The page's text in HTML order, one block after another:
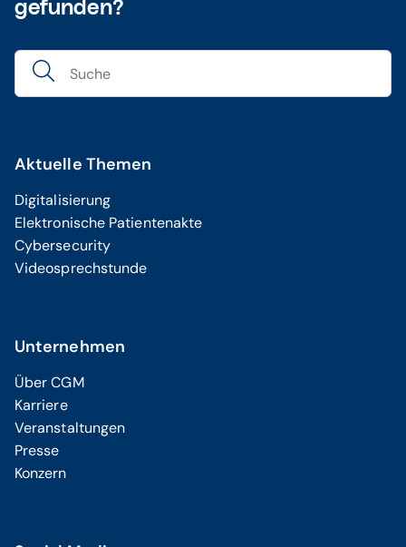
gefunden?
Aktuelle Themen
Digitalisierung
Elektronische Patientenakte
Cybersecurity
Videosprechstunde
Unternehmen
Über CGM
Karriere
Veranstaltungen
Presse
Konzern